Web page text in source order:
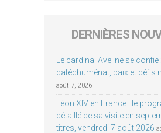
DERNIÈRES
Le cardinal Aveline se confie
catéchuménat, paix et défis
août 7, 2026
Léon XIV en France : le
détaillé de sa visite en
titres, vendredi 7 août 2026